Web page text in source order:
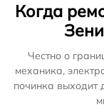
Когда
Честно о
механика,
починка выходит